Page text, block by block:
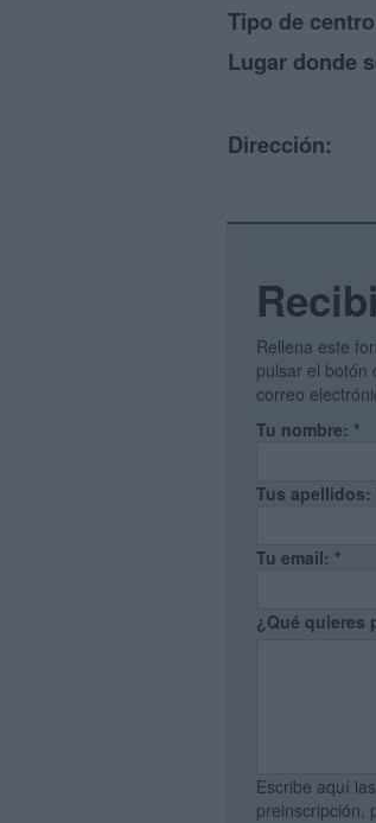
Tipo de
Lugar donde
Dirección:
Rellena este
pulsar el botón
correo
Tu nombre: *
Tus apellidos:
Tu email: *
¿Qué quieres
Escribe aquí
preinscripción,